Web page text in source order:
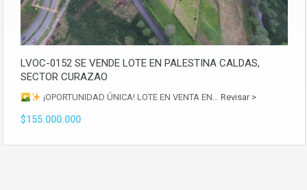
LVOC-0152 SE VENDE LOTE EN PALESTINA CALDAS,
SECTOR CURAZAO
¡OPORTUNIDAD ÚNICA! LOTE EN VENTA EN… Revisar >
$155.000.000